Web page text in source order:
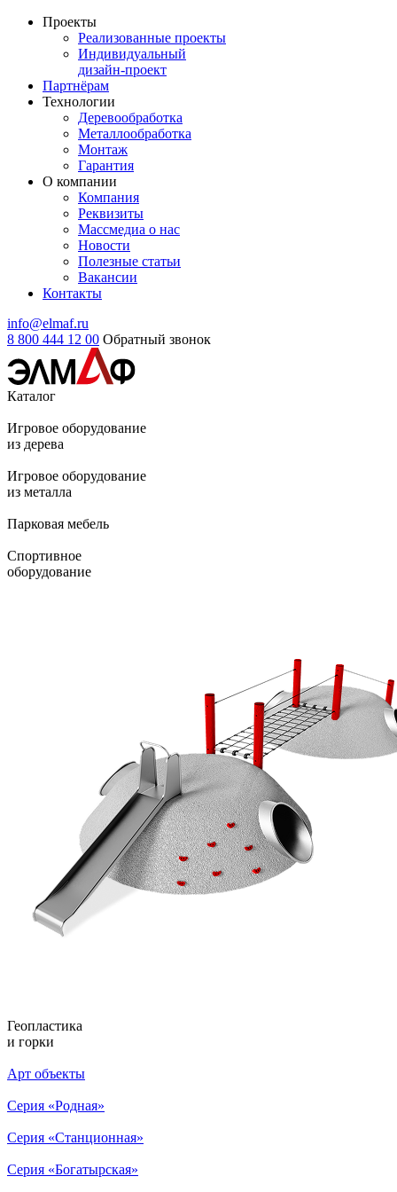
Проекты
Реализованные проекты
Индивидуальный
дизайн-проект
Партнёрам
Технологии
Деревообработка
Металлообработка
Монтаж
Гарантия
О компании
Компания
Реквизиты
Массмедиа о нас
Новости
Полезные статьи
Вакансии
Контакты
info@elmaf.ru
8 800 444 12 00 Обратный звонок
Каталог
Игровое оборудование
из дерева
Игровое оборудование
из металла
Парковая мебель
Спортивное
оборудование
Геопластика
и горки
Арт объекты
Серия «Родная»
Серия «Станционная»
Серия «Богатырская»